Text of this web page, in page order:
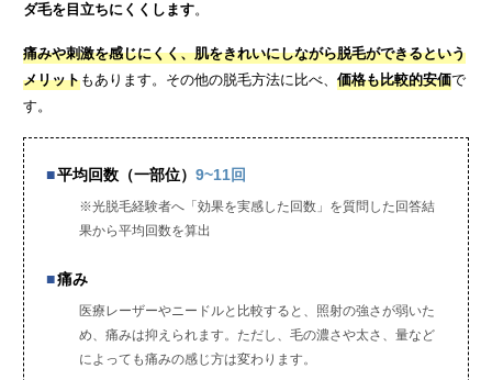
ダ毛を目立ちにくくします。
痛みや刺激を感じにくく、肌をきれいにしながら脱毛ができるという
メリットもあります。その他の脱毛方法に比べ、 価格も比較的安価で
す。
平均回数（一部位） 9~11回
※光脱毛経験者へ「効果を実感した回数」を質問した回答結
果から平均回数を算出
痛み
医療レーザーやニードルと比較すると、照射の強さが弱いた
め、痛みは抑えられます。ただし、毛の濃さや太さ、量など
によっても痛みの感じ方は変わります。